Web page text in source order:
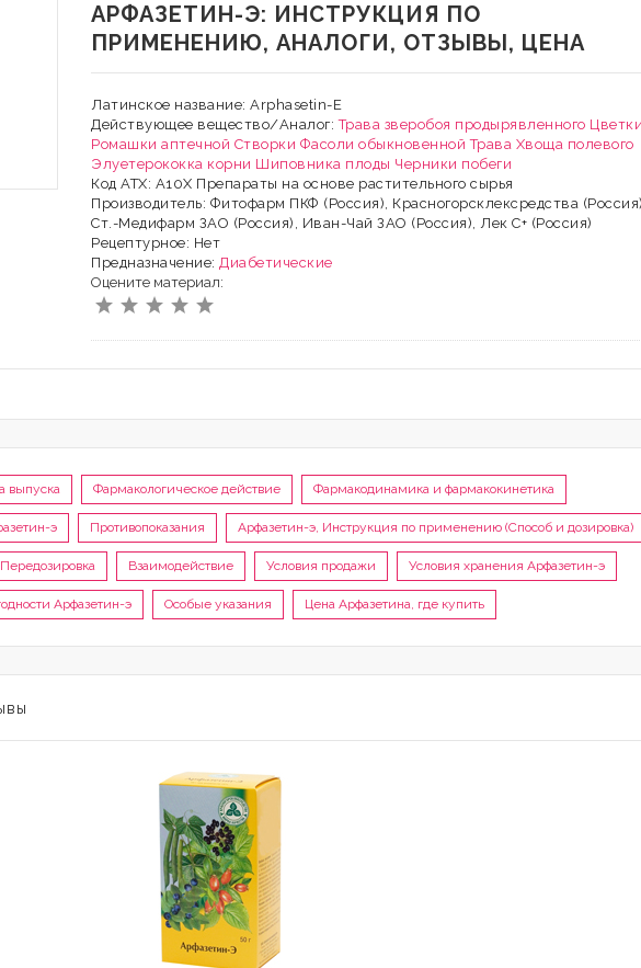
АРФАЗЕТИН-Э: ИНСТРУКЦИЯ ПО
ПРИМЕНЕНИЮ, АНАЛОГИ, ОТЗЫВЫ, ЦЕНА
Латинское название: Arphasetin-E
Действующее вещество/Аналог:Трава зверобоя продырявленного
Ромашки аптечной Створки Фасоли обыкновенной Трава Хвоща полевого
Элуетерококка корни Шиповника плоды Черники побеги
Код АТХ: A10X Препараты на основе растительного сырья
Производитель: Фитофарм ПКФ (Россия), Красногорсклексредства
Ст.-Медифарм ЗАО (Россия), Иван-Чай ЗАО (Россия), Лек С+ (Россия)
Рецептурное: Нет
Предназначение:Диабетические
Оцените материал:
выпуска Фармакологическое действие Фармакодинамика и фармакокинетика
э Противопоказания Арфазетин-э, Инструкция по применению (Способ и дозировка)
Передозировка Взаимодействие Условия продажи Условия хранения Арфазетин-э
Арфазетин-э Особые указания Цена Арфазетина, где купить